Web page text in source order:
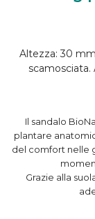
Altezza: 30
scamosciata.
Il sandalo
plantare
del comfort nelle
Grazie alla